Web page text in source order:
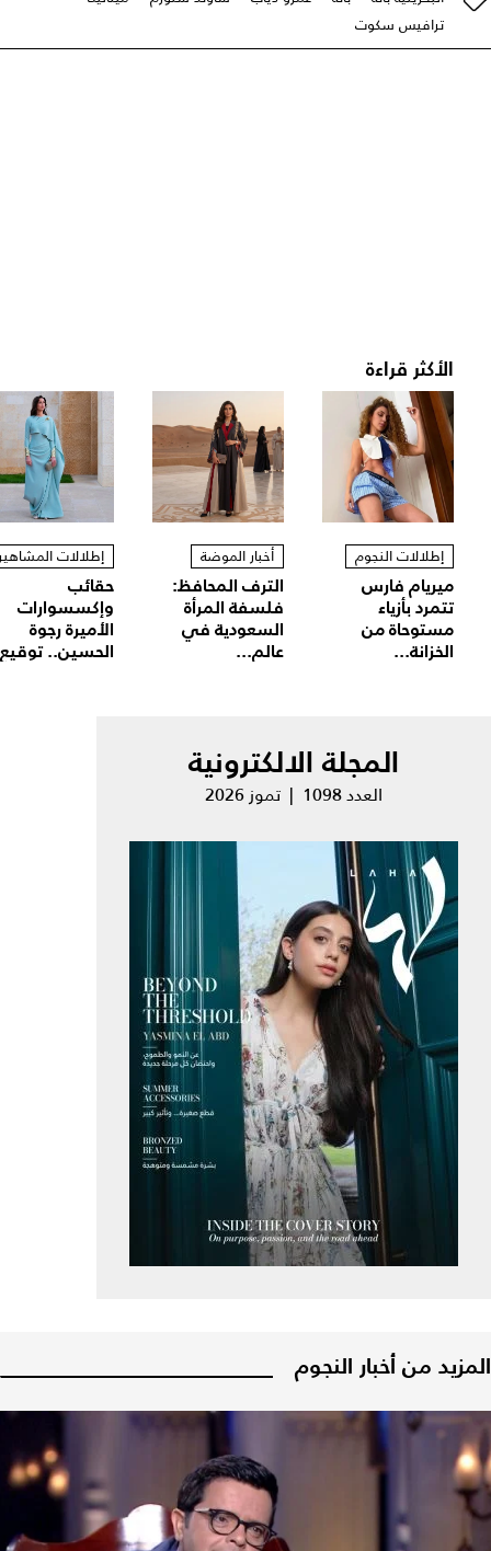
ترافيس سكوت
الأكثر قراءة
إطلالات النجوم
ميريام فارس
تتمرد بأزياء
مستوحاة من
الخزانة...
أخبار الموضة
الترف المحافظ:
فلسفة المرأة
السعودية في
عالم...
إطلالات
حقائب
وإكسسوارات
الأميرة رجوة
الحسين..
المجلة الالكترونية
العدد 1098 | تموز 2026
المزيد من أخبار النجوم